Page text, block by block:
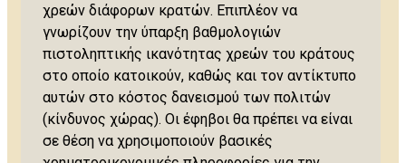
χρεών διάφορων κρατών. Επιπλέον να
γνωρίζουν την ύπαρξη βαθμολογιών
πιστοληπτικής ικανότητας χρεών του κράτους
στο οποίο κατοικούν, καθώς και τον αντίκτυπο
αυτών στο κόστος δανεισμού των πολιτών
(κίνδυνος χώρας). Οι έφηβοι θα πρέπει να είναι
σε θέση να χρησιμοποιούν βασικές